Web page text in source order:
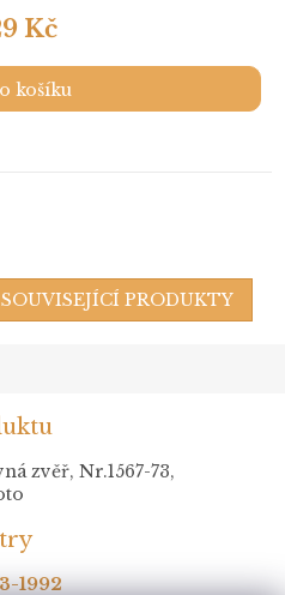
Kč
košíku
PRODUKTY
zvěř, Nr.1567-73,
1992